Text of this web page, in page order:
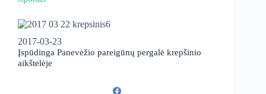
2017-03-23
Įspūdinga Panevėžio pareigūnų pergalė krepšinio
aikštelėje